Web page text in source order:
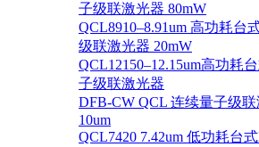
子级联激光器 80mW
QCL8910–8.91um 高功耗台
级联激光器 20mW
QCL12150–12.15um高功耗
子级联激光器
DFB-CW QCL 连续量子级
10um
QCL7420 7.42um 低功耗台